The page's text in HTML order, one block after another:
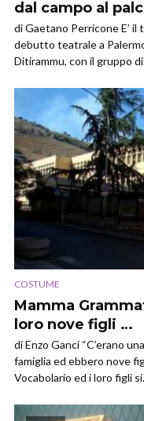
dal campo al
di Gaetano Perricone E’
debutto teatrale a
Ditirammu, con il gruppo
COSTUME
Mamma
loro nove figli …
di Enzo Ganci “C’erano
famiglia ed ebbero nove
Vocabolario ed i loro figli